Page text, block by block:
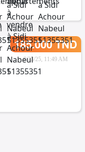
185.000 TND
8/23/25, 11:49 AM